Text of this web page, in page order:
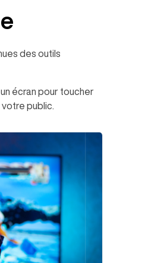
des outils
écran pour toucher
public.